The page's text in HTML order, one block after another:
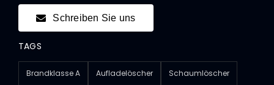
Schreiben Sie uns
TAGS
Brandklasse A Aufladelöscher Schaumlöscher